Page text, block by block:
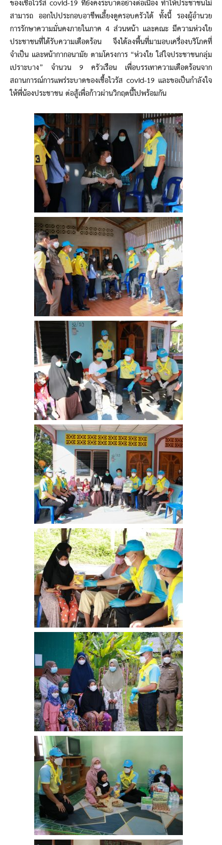
ของเชื้อไวรัส covid-19 ที่ยังคงระบาดอย่างต่อเนื่อง ทำให้ประชาชนไม่
สามารถ ออกไปประกอบอาชีพเลี้ยงดูครอบครัวได้ ทั้งนี้ รองผู้อำนวย
การรักษาความมั่นคงภายในภาค 4 ส่วนหน้า และคณะ มีความห่วงใย
ประชาชนที่ได้รับความเดือดร้อน จึงได้ลงพื้นที่มามอบเครื่องบริโภคที่
จำเป็น และหน้ากากอนามัย ตามโครงการ “ห่วงใย ใส่ใจประชาชนกลุ่ม
เปราะบาง” จำนวน 9 ครัวเรือน เพื่อบรรเทาความเดือดร้อนจาก
สถานการณ์การแพร่ระบาดของเชื้อไวรัส covid-19 และขอเป็นกำลังใจ
ให้พี่น้องประชาชน ต่อสู้เพื่อก้าวผ่านวิกฤตนี้ไปพร้อมกัน